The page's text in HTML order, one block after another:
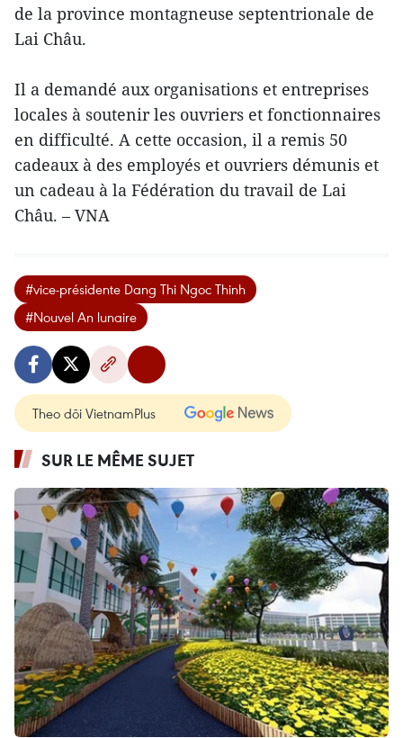
de la province montagneuse septentrionale de
Lai Châu.
Il a demandé aux organisations et entreprises
locales à soutenir les ouvriers et fonctionnaires
en difficulté. A cette occasion, il a remis 50
cadeaux à des employés et ouvriers démunis et
un cadeau à la Fédération du travail de Lai
Châu. – VNA
#vice-présidente Dang Thi Ngoc Thinh
#Nouvel An lunaire
Theo dõi VietnamPlus
SUR LE MÊME SUJET